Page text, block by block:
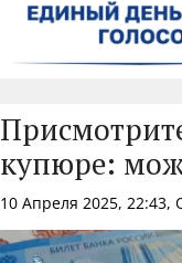
купюре:
10 Апреля 2025, 22:43,